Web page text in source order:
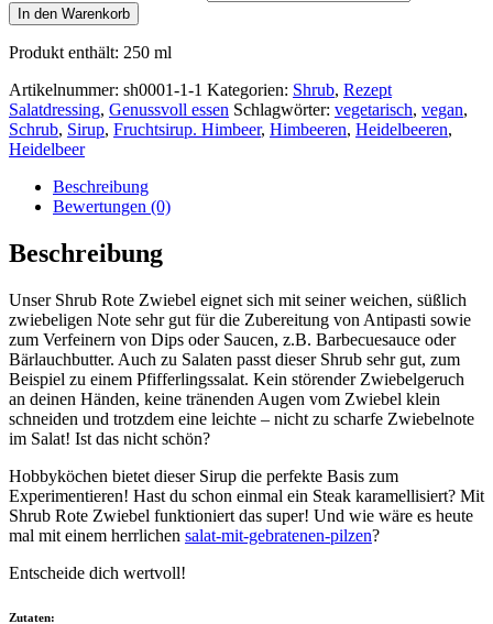
In den Warenkorb
Produkt enthält: 250 ml
Artikelnummer: sh0001-1-1 Kategorien: Shrub, Rezept
Salatdressing, Genussvoll essen Schlagwörter: vegetarisch, vegan,
Schrub, Sirup, Fruchtsirup. Himbeer, Himbeeren, Heidelbeeren,
Heidelbeer
Beschreibung
Bewertungen (0)
Beschreibung
Unser Shrub Rote Zwiebel eignet sich mit seiner weichen, süßlich
zwiebeligen Note sehr gut für die Zubereitung von Antipasti sowie
zum Verfeinern von Dips oder Saucen, z.B. Barbecuesauce oder
Bärlauchbutter. Auch zu Salaten passt dieser Shrub sehr gut, zum
Beispiel zu einem Pfifferlingssalat. Kein störender Zwiebelgeruch
an deinen Händen, keine tränenden Augen vom Zwiebel klein
schneiden und trotzdem eine leichte – nicht zu scharfe Zwiebelnote
im Salat! Ist das nicht schön?
Hobbyköchen bietet dieser Sirup die perfekte Basis zum
Experimentieren! Hast du schon einmal ein Steak karamellisiert? Mit
Shrub Rote Zwiebel funktioniert das super! Und wie wäre es heute
mal mit einem herrlichen salat-mit-gebratenen-pilzen?
Entscheide dich wertvoll!
Zutaten: